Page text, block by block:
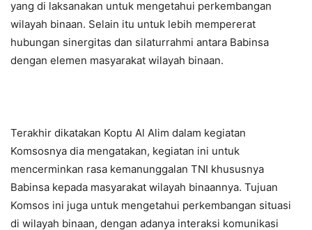
yang di laksanakan untuk mengetahui perkembangan
wilayah binaan. Selain itu untuk lebih mempererat
hubungan sinergitas dan silaturrahmi antara Babinsa
dengan elemen masyarakat wilayah binaan.
Terakhir dikatakan Koptu Al Alim dalam kegiatan
Komsosnya dia mengatakan, kegiatan ini untuk
mencerminkan rasa kemanunggalan TNI khususnya
Babinsa kepada masyarakat wilayah binaannya. Tujuan
Komsos ini juga untuk mengetahui perkembangan situasi
di wilayah binaan, dengan adanya interaksi komunikasi